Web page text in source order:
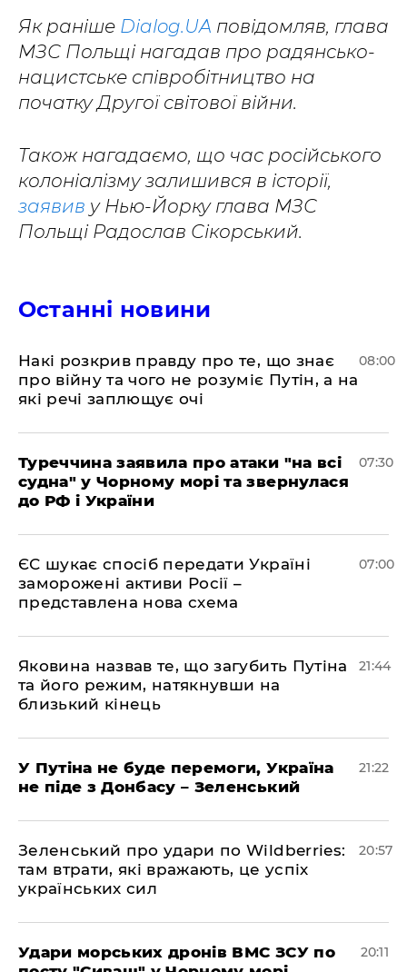
Як раніше Dialog.UA повідомляв, глава
МЗС Польщі нагадав про радянсько-
нацистське співробітництво на
початку Другої світової війни.
Також нагадаємо, що час російського
колоніалізму залишився в історії,
заявив у Нью-Йорку глава МЗС
Польщі Радослав Сікорський.
Останні новини
Накі розкрив правду про те, що знає
про війну та чого не розуміє Путін, а на
які речі заплющує очі
08:00
Туреччина заявила про атаки "на всі
судна" у Чорному морі та звернулася
до РФ і України
07:30
ЄС шукає спосіб передати Україні
заморожені активи Росії –
представлена ​​нова схема
07:00
Яковина назвав те, що загубить Путіна
та його режим, натякнувши на
близький кінець
21:44
У Путіна не буде перемоги, Україна
не піде з Донбасу – Зеленський
21:22
Зеленський про удари по Wildberries:
там втрати, які вражають, це успіх
українських сил
20:57
Удари морських дронів ВМС ЗСУ по
20:11